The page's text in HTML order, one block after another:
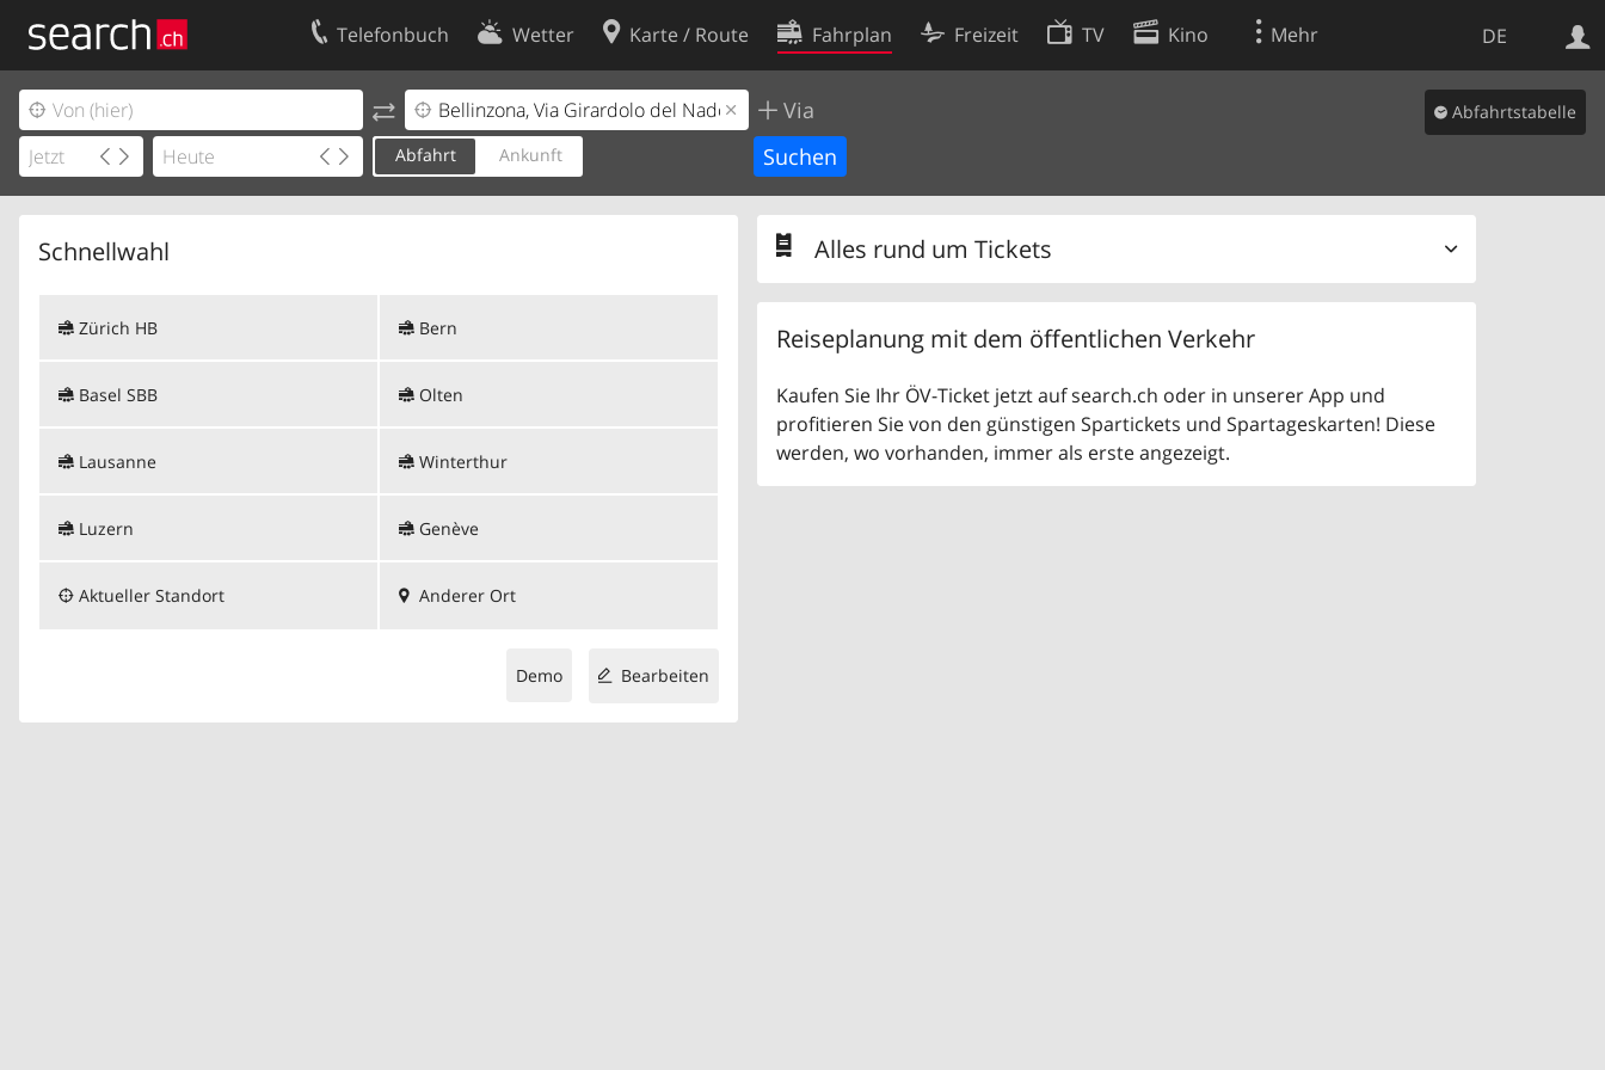
DE
Telefonbuch Wetter Karte / Route Fahrplan Freizeit TV Kino Mehr
Via
Abfahrt Ankunft
Abfahrtstabelle
Schnellwahl
Zürich HB
Basel SBB
Lausanne
Luzern
Bern
Olten
Winterthur
Genève
Aktueller Standort Anderer Ort
Bearbeiten
Demo
Alles rund um Tickets
Reiseplanung mit dem öffentlichen Verkehr
Kaufen Sie Ihr ÖV-Ticket jetzt auf search.ch oder in unserer App und
profitieren Sie von den günstigen Spartickets und Spartageskarten! Diese
werden, wo vorhanden, immer als erste angezeigt.
Ihr Eintrag
Kundencenter Geschäftskunden
Kontakt
Nutzungsbedingungen
Cookie-Einstellungen